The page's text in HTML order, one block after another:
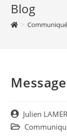
Blog
>
Post
author:
Julien
Post